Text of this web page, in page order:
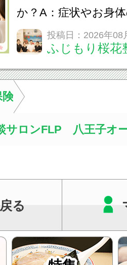
みの...
か？A：症状やお身
異なります。初回に
ご説明を行い、お一
った通院ペースをご
す。当院では回数券
投稿日：2026年08
ふじもり桜花
サロンFLP 八王子オ
る